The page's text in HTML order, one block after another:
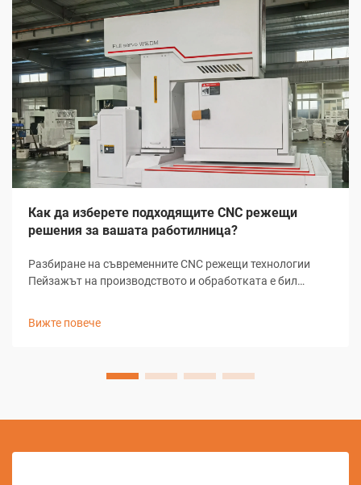
Как да изберете подходящите CNC режещи
решения за вашата работилница?
Разбиране на съвременните CNC режещи технологии
Пейзажът на производството и обработката е бил
Вижте повече